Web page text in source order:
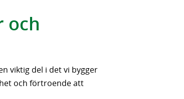
och
viktig del i det vi bygger
och förtroende att